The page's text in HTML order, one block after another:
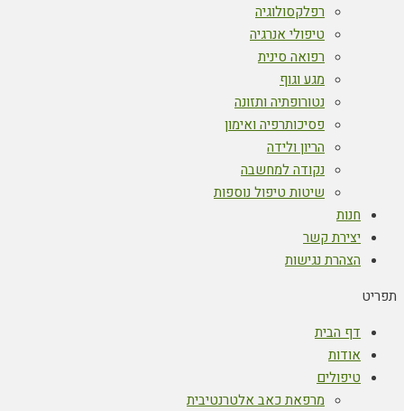
רפלקסולוגיה
טיפולי אנרגיה
רפואה סינית
מגע וגוף
נטורופתיה ותזונה
פסיכותרפיה ואימון
הריון ולידה
נקודה למחשבה
שיטות טיפול נוספות
חנות
יצירת קשר
הצהרת נגישות
תפריט
דף הבית
אודות
טיפולים
מרפאת כאב אלטרנטיבית